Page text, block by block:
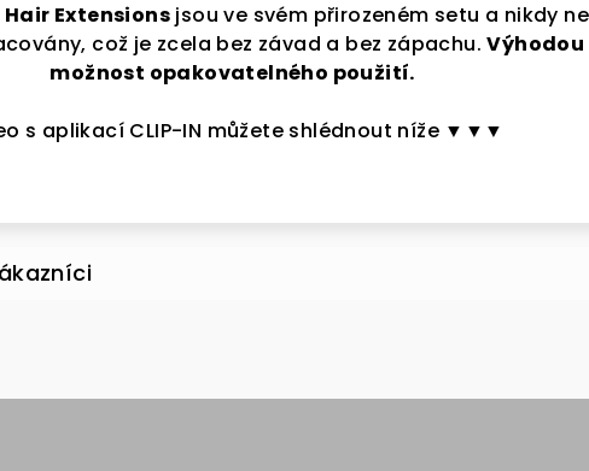
Extensions jsou ve svém přirozeném setu a nikdy
což je zcela bez závad a bez zápachu. Výhodou
možnost opakovatelného použití.
s aplikací CLIP-IN můžete shlédnout níže ▼▼▼